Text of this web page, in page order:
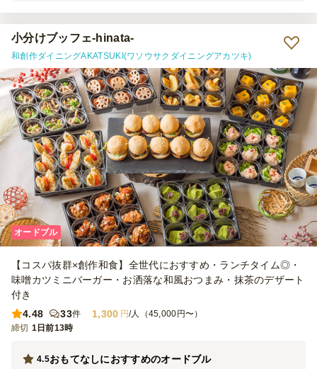
に残ったものを片付けた担当者の視点で今回感じたことは、男性は老
若問わずに肉ものが大好き。いろどりの工夫がなされているこちらの
お料理プランは、９個入りボックスで提供いただいたのですが、小さ
くても良いので、「このおかずは〇〇です」とわかるようなメニュー
のシールを、全部でなくて良いので、貼っていただけると、もっと売
れ行きが良くなったのではと思います。注文者本人は、「これタコラ
イスだな」というように見ればパッとわかるのですが、食べる人たち
は、見るだけではわからないものもあったようでした。例えば、タコ
ライスのカップがいくつも入っているパックの外装に小さくメニュー
のシールが貼ってあったら、食べるほうも楽しさがアップします。総
合的には、いろどりを良くして、おいしく食べられる工夫をされてい
る貴店のプランは、そのアイデアがとても良いと思いましたので、こ
れからも応援しております。
小分けブッフェ-hinata-
和創作ダイニングAKATSUKI(ワソウサクダイニングアカツキ)
オードブル
【コスパ抜群×創作和食】全世代におすすめ・ランチタイム◎・
味噌カツミニバーガー・お洒落な和風おつまみ・抹茶のデザート
付き
4.48
33件 1,300 円/人（45,000円〜）
締切 1日前13時
おもてなしにおすすめのオードブル
4.5